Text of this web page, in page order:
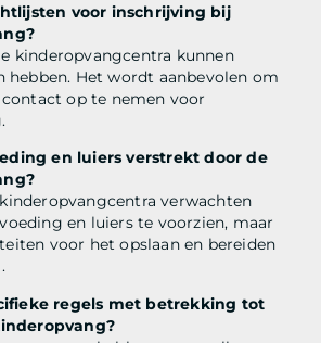
voor inschrijving bij
kinderopvangcentra kunnen
hebben. Het wordt aanbevolen om
op te nemen voor
en luiers verstrekt door de
verwachten
en luiers te voorzien, maar
voor het opslaan en bereiden
regels met betrekking tot